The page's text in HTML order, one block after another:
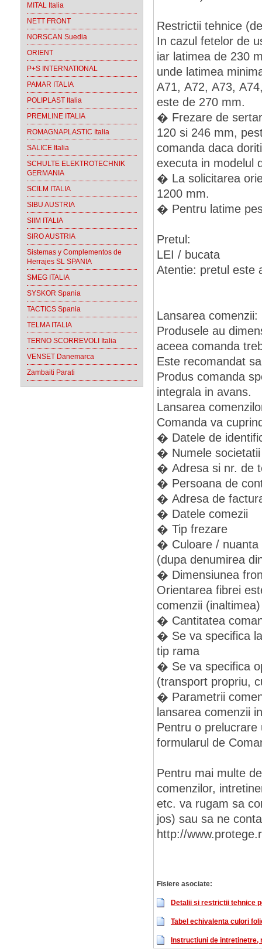
MITAL Italia
NETT FRONT
NORSCAN Suedia
ORIENT
P+S INTERNATIONAL
PAMAR ITALIA
POLIPLAST Italia
PREMLINE ITALIA
ROMAGNAPLASTIC Italia
SALICE Italia
SCHULTE ELEKTROTECHNIK
GERMANIA
SCILM ITALIA
SIBU AUSTRIA
SIIM ITALIA
SIRO AUSTRIA
Sistemas y Complementos de
Herrajes SL SPANIA
SMEG ITALIA
SYSKOR Spania
TACTICS Spania
TELMA ITALIA
TERNO SCORREVOLI Italia
VENSET Danemarca
Zambaiti Parati
Restrictii tehnice
In cazul fetelor de
iar latimea de 230
unde latimea
A71, A72, A73,
este de 270 mm.
� Frezare de
120 si 246 mm,
comanda daca
executa in modelul
� La solicitarea
1200 mm.
� Pentru latime
Pretul:
LEI / bucata
Atentie: pretul este
Lansarea comenzii:
Produsele au
aceea comanda
Este recomandat
Produs comanda
integrala in avans.
Lansarea
Comanda va
� Datele de
� Numele
� Adresa si nr. de
� Persoana de
� Adresa de
� Datele comezii
� Tip frezare
� Culoare / nuanta
(dupa denumirea
� Dimensiunea
Orientarea fibrei
comenzii (inaltimea)
� Cantitatea
� Se va specifica
tip rama
� Se va specifica
(transport propriu,
� Parametrii
lansarea comenzii
Pentru o prelucrare
formularul de
Pentru mai multe
comenzilor,
etc. va rugam sa
jos) sau sa ne
http://
Fisiere asociate:
Detalii si restrictii tehnice
Tabel echivalenta culori
Instructiuni de intretinetre,